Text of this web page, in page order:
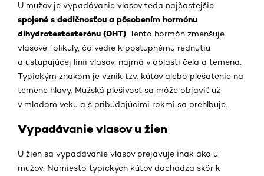
U mužov je vypadávanie vlasov teda najčastejšie
spojené s dedičnosťou a pôsobením hormónu
dihydrotestosterónu (DHT). Tento hormón zmenšuje
vlasové folikuly, čo vedie k postupnému rednutiu
a ustupujúcej línii vlasov, najmä v oblasti čela a temena.
Typickým znakom je vznik tzv. kútov alebo plešatenie na
temene hlavy. Mužská plešivosť sa môže objaviť už
v mladom veku a s pribúdajúcimi rokmi sa prehlbuje.
Vypadávanie vlasov u žien
U žien sa vypadávanie vlasov prejavuje inak ako u
mužov. Namiesto typických kútov dochádza skôr k